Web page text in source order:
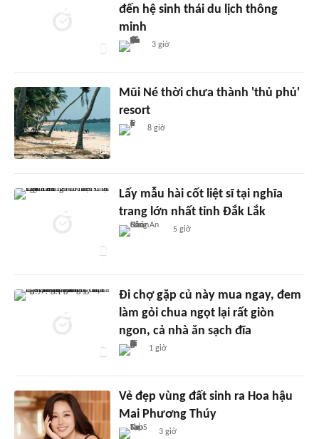
đến hệ sinh thái du lịch thông
minh
3 giờ
Mũi Né thời chưa thành 'thủ phủ'
resort
8 giờ
Lấy mẫu hài cốt liệt sĩ tại nghĩa
trang lớn nhất tỉnh Đắk Lắk
5 giờ
Đi chợ gặp củ này mua ngay, đem
làm gỏi chua ngọt lại rất giòn
ngon, cả nhà ăn sạch đĩa
1 giờ
Vẻ đẹp vùng đất sinh ra Hoa hậu
Mai Phương Thúy
3 giờ